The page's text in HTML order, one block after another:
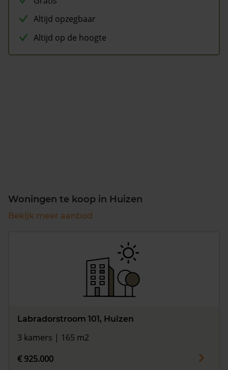
Altijd opzegbaar
Altijd op de hoogte
Woningen te koop in Huizen
Bekijk meer aanbod
Labradorstroom 101, Huizen
3 kamers | 165 m2
€ 925.000